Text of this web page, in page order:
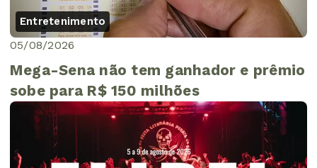
Entretenimento
05/08/2026
Mega-Sena não tem ganhador e prêmio
sobe para R$ 150 milhões